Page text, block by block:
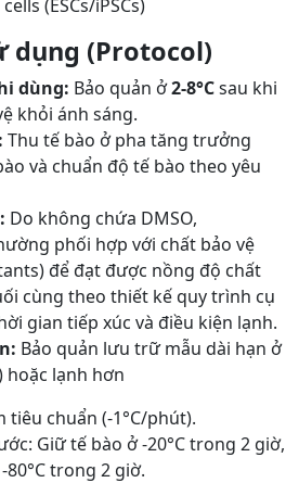
(ESCs/iPSCs)
dụng (Protocol)
dùng: Bảo quản ở2-8°Csau khi
khỏi ánh sáng.
Thu tế bào ở pha tăng trưởng
và chuẩn độ tế bào theo yêu
Do không chứa DMSO,
phối hợp với chất bảo vệ
để đạt được nồng độ chất
cùng theo thiết kế quy trình cụ
gian tiếp xúc và điều kiện lạnh.
Bảo quản lưu trữ mẫu dài hạn ở
hoặc lạnh hơn
tiêu chuẩn (-1°C/phút).
Giữ tế bào ở -20°C trong 2 giờ,
trong 2 giờ.